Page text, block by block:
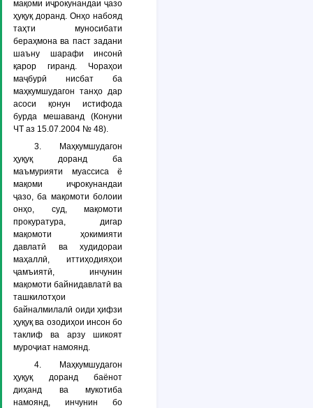
мақоми иҷрокунандаи ҷазо
ҳуқуқ доранд. Онҳо набояд
таҳти муносибати
бераҳмона ва паст задани
шаъну шарафи инсонӣ
қарор гиранд. Чораҳои
маҷбурӣ нисбат ба
маҳкумшудагон танҳо дар
асоси қонун истифода
бурда мешаванд (Конуни
ЧТ аз 15.07.2004 № 48).
3. Маҳкумшудагон
ҳуқуқ доранд ба
маъмурияти муассиса ё
мақоми иҷрокунандаи
ҷазо, ба мақомоти болоии
онҳо, суд, мақомоти
прокуратура, дигар
мақомоти ҳокимияти
давлатӣ ва худидораи
маҳаллӣ, иттиҳодияҳои
ҷамъиятӣ, инчунин
мақомоти байнидавлатӣ ва
ташкилотҳои
байналмилалӣ оиди ҳифзи
ҳуқуқ ва озодиҳои инсон бо
таклиф ва арзу шикоят
муроҷиат намоянд.
4. Маҳкумшудагон
ҳуқуқ доранд баёнот
диҳанд ва мукотиба
намоянд, инчунин бо